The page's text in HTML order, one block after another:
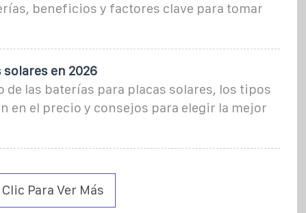
beneficios y factores clave para tomar
en 2026
de las baterías para placas solares, los tipos
el precio y consejos para elegir la mejor
Clic Para Ver Más